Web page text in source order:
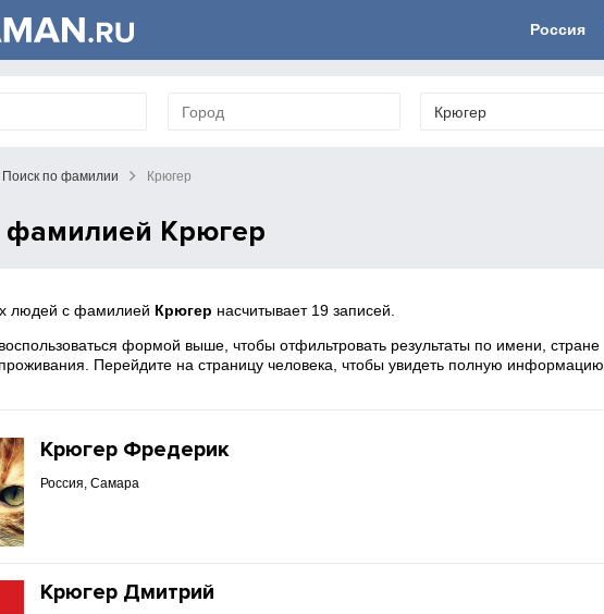
Россия
Поиск по фамилии Крюгер
Крюгер
людей с фамилией Крюгер насчитывает 19 записей.
формой выше, чтобы отфильтровать результаты по имени, стране
Перейдите на страницу человека, чтобы увидеть полную информацию
Крюгер Фредерик
Россия, Самара
Крюгер Дмитрий